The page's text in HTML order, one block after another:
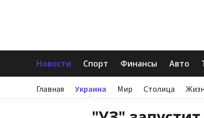
Новости Спорт Финансы Авто
Главная Украина Мир Столица